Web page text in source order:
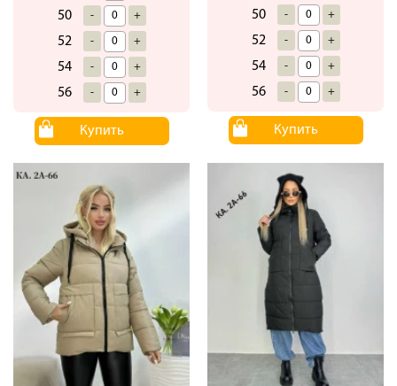
50 - +
52 - +
54 - +
56 - +
Купить
50 - +
52 - +
54 - +
56 - +
Купить